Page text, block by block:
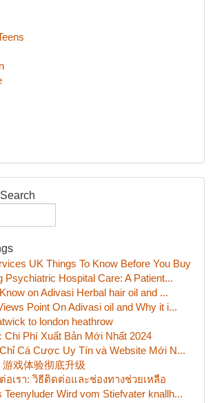
UK Things To Know Before You Buy
Psychiatric Hospital Care: A Patient...
on Adivasi Herbal hair oil and ...
Point On Adivasi oil and Why it i...
to london heathrow
Chi Phí Xuất Bản Mới Nhất 2024
Cá Cược Uy Tín và Website Mới N...
戏体验彻底升级
อเรา: วิธีติดต่อและช่องทางช่วยเหลือ
Teenyluder Wird vom Stiefvater knallh...